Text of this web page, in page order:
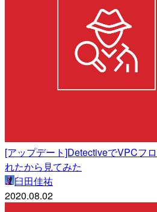
[アップデート]DetectiveでVPCフ
れたから見てみた
臼田佳祐
2020.08.02